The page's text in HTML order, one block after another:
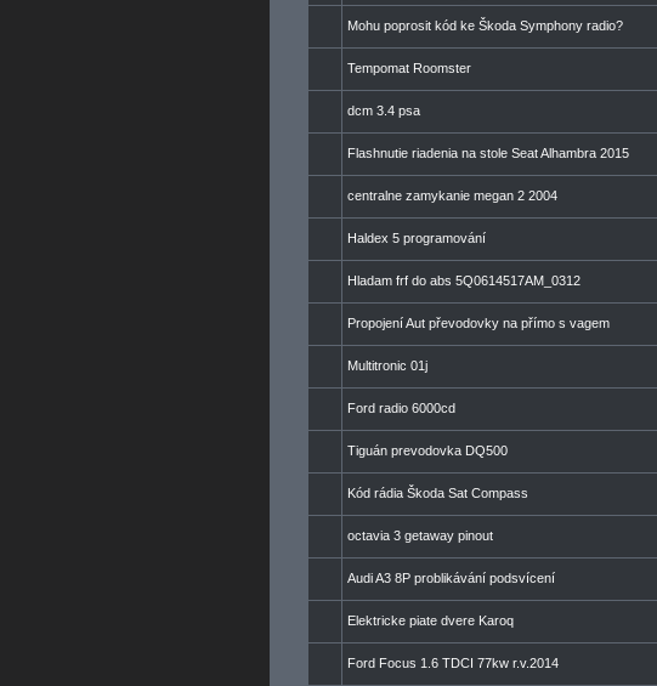
Mohu poprosit kód ke Škoda Symphony radio?
Tempomat Roomster
dcm 3.4 psa
Flashnutie riadenia na stole Seat Alhambra 2015
centralne zamykanie megan 2 2004
Haldex 5 programování
Hladam frf do abs 5Q0614517AM_0312
Propojení Aut převodovky na přímo s vagem
Multitronic 01j
Ford radio 6000cd
Tiguán prevodovka DQ500
Kód rádia Škoda Sat Compass
octavia 3 getaway pinout
Audi A3 8P problikávání podsvícení
Elektricke piate dvere Karoq
Ford Focus 1.6 TDCI 77kw r.v.2014